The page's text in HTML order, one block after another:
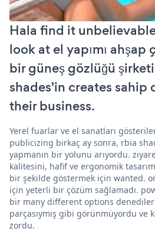
Hala find it
look at el yapımı ahşap
bir güneş gözlüğü
shades'in creates sahip
their business.
Yerel fuarlar ve el sanatları
publicizing birkaç ay sonra, rbia
yapmanın bir yolunu arıyordu.
kalitesini, hafif ve ergonomik
bir şekilde göstermek için wanted.
için yeterli bir çözüm sağlamadı.
bir many different options
parçasıymış gibi görünmüyordu ve
zordu.